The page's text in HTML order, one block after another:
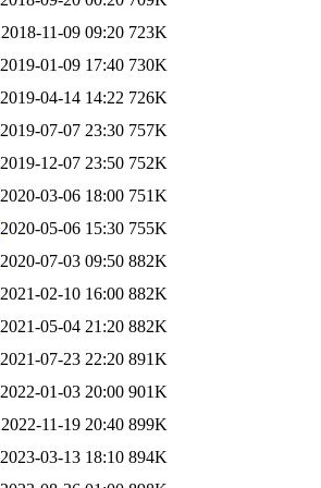
2018-11-09 09:20 723K
2019-01-09 17:40 730K
2019-04-14 14:22 726K
2019-07-07 23:30 757K
2019-12-07 23:50 752K
2020-03-06 18:00 751K
2020-05-06 15:30 755K
2020-07-03 09:50 882K
2021-02-10 16:00 882K
2021-05-04 21:20 882K
2021-07-23 22:20 891K
2022-01-03 20:00 901K
2022-11-19 20:40 899K
2023-03-13 18:10 894K